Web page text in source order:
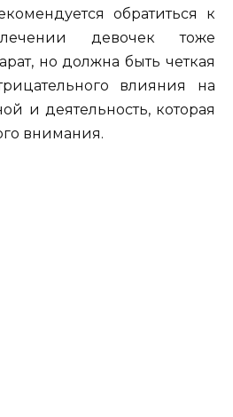
обратиться к
девочек тоже
но должна быть четкая
влияния на
и деятельность, которая
внимания.